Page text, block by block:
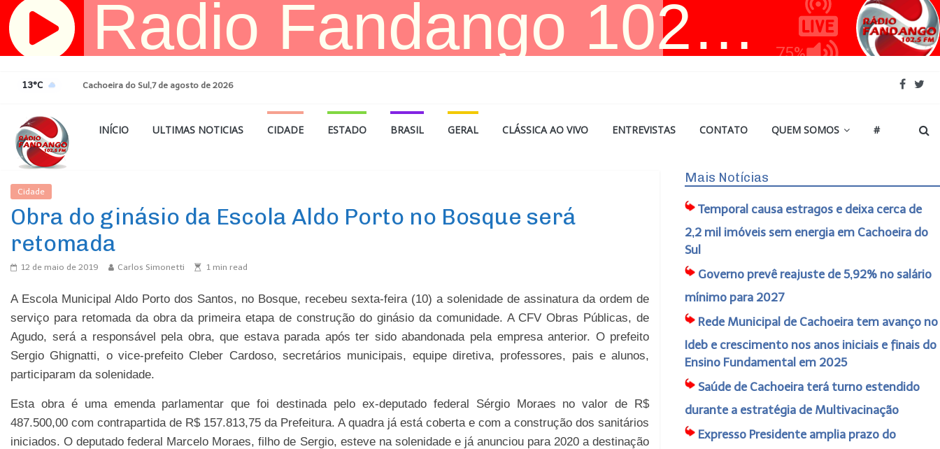
Pular
para
13°C Cachoeira do Sul,7 de agosto de 2026
INÍCIO ULTIMAS NOTICIAS CIDADE ESTADO BRASIL GERAL CLÁSSICA AO VIVO ENTREVISTAS CONTATO QUEM SOMOS #
Cidade
Obra do ginásio da Escola Aldo Porto no Bosque será
retomada
12 de maio de 2019 Carlos Simonetti 1 min read
A Escola Municipal Aldo Porto dos Santos, no Bosque, recebeu sexta-feira (10) a solenidade de assinatura da ordem de
serviço para retomada da obra da primeira etapa de construção do ginásio da comunidade. A CFV Obras Públicas, de
Agudo, será a responsável pela obra, que estava parada após ter sido abandonada pela empresa anterior. O prefeito
Sergio Ghignatti, o vice-prefeito Cleber Cardoso, secretários municipais, equipe diretiva, professores, pais e alunos,
participaram da solenidade.
Esta obra é uma emenda parlamentar que foi destinada pelo ex-deputado federal Sérgio Moraes no valor de R$
487.500,00 com contrapartida de R$ 157.813,75 da Prefeitura. A quadra já está coberta e com a construção dos sanitários
iniciados. O deputado federal Marcelo Moraes, filho de Sergio, esteve na solenidade e já anunciou para 2020 a destinação
Mais Notícias
Temporal causa estragos e deixa cerca de
2,2 mil imóveis sem energia em Cachoeira do
Sul
Governo prevê reajuste de 5,92% no salário
mínimo para 2027
Rede Municipal de Cachoeira tem avanço no
Ideb e crescimento nos anos iniciais e finais do
Ensino Fundamental em 2025
Saúde de Cachoeira terá turno estendido
durante a estratégia de Multivacinação
Expresso Presidente amplia prazo do